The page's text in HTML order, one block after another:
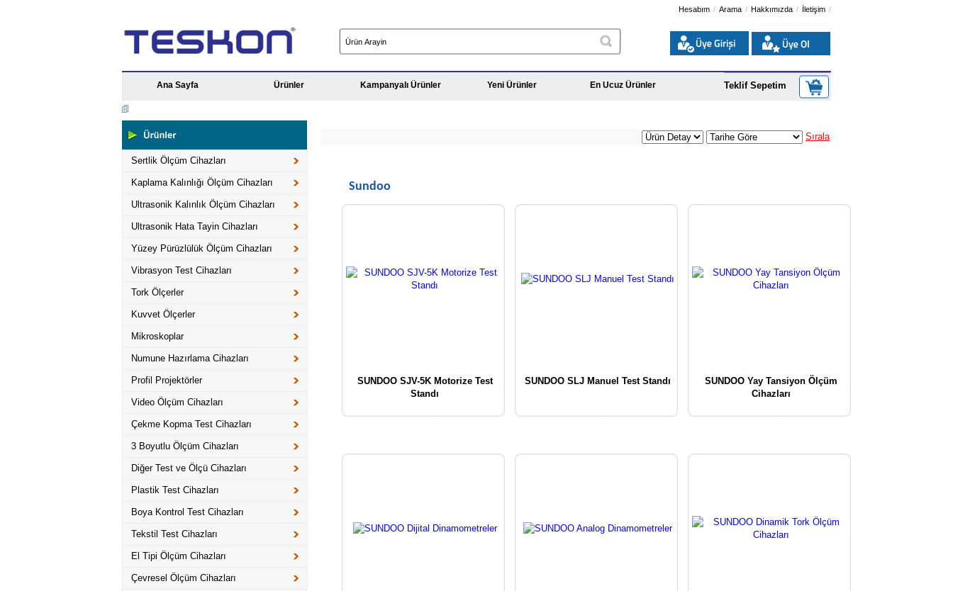
Hesabım Arama Hakkımızda İletişim
Ana Sayfa Ürünler Kampanyalı Ürünler Yeni Ürünler En Ucuz Ürünler Teklif Sepetim
Sertlik Ölçüm Cihazları
Kaplama Kalınlığı Ölçüm Cihazları
Ultrasonik Kalınlık Ölçüm Cihazları
Ultrasonik Hata Tayin Cihazları
Yüzey Pürüzlülük Ölçüm Cihazları
Vibrasyon Test Cihazları
Tork Ölçerler
Kuvvet Ölçerler
Mikroskoplar
Numune Hazırlama Cihazları
Profil Projektörler
Video Ölçüm Cihazları
Çekme Kopma Test Cihazları
3 Boyutlu Ölçüm Cihazları
Diğer Test ve Ölçü Cihazları
Plastik Test Cihazları
Boya Kontrol Test Cihazları
Tekstil Test Cihazları
El Tipi Ölçüm Cihazları
Çevresel Ölçüm Cihazları
Sırala
Sundoo
SUNDOO SJV-5K Motorize Test
Standı
SUNDOO SLJ Manuel Test Standı
SUNDOO Yay Tansiyon Ölçüm
Cihazları